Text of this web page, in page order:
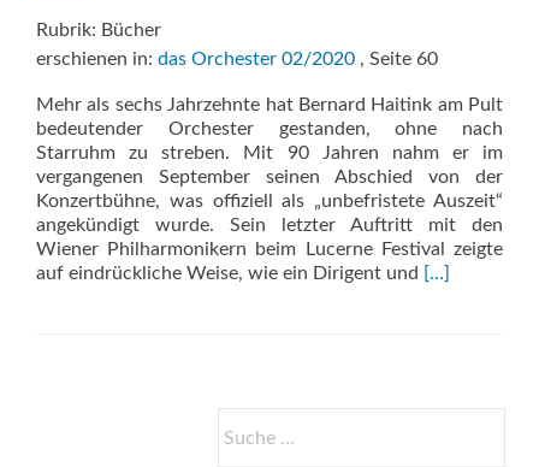
Rubrik: Bücher
erschienen in: das Orchester 02/2020 , Seite 60
Mehr als sechs Jahrzehnte hat Bernard Haitink am Pult
bedeutender Orchester gestanden, ohne nach
Starruhm zu streben. Mit 90 Jahren nahm er im
vergangenen September seinen Abschied von der
Konzertbühne, was offiziell als „unbefristete Auszeit“
angekündigt wurde. Sein letzter Auftritt mit den
Wiener Philharmonikern beim Lucerne Festival zeigte
auf eindrückliche Weise, wie ein Dirigent und Read
[…]
nach: